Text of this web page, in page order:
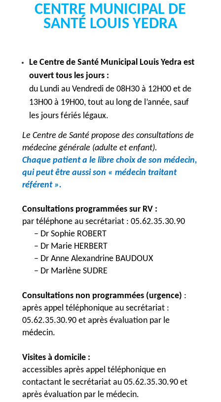
CENTRE MUNICIPAL DE
SANTÉ LOUIS YEDRA
Le Centre de Santé Municipal Louis Yedra est
ouvert tous les jours :
du Lundi au Vendredi de 08H30 à 12H00 et de
13H00 à 19H00, tout au long de l’année, sauf
les jours fériés légaux.
Le Centre de Santé propose des consultations de
médecine générale (adulte et enfant).
Chaque patient a le libre choix de son médecin,
qui peut être aussi son « médecin traitant
référent ».
Consultations programmées sur RV :
par téléphone au secrétariat : 05.62.35.30.90
– Dr Sophie ROBERT
– Dr Marie HERBERT
– Dr Anne Alexandrine BAUDOUX
– Dr Marlène SUDRE
Consultations non programmées (urgence) :
après appel téléphonique au secrétariat :
05.62.35.30.90 et après évaluation par le
médecin.
Visites à domicile :
accessibles après appel téléphonique en
contactant le secrétariat au 05.62.35.30.90 et
après évaluation par le médecin.